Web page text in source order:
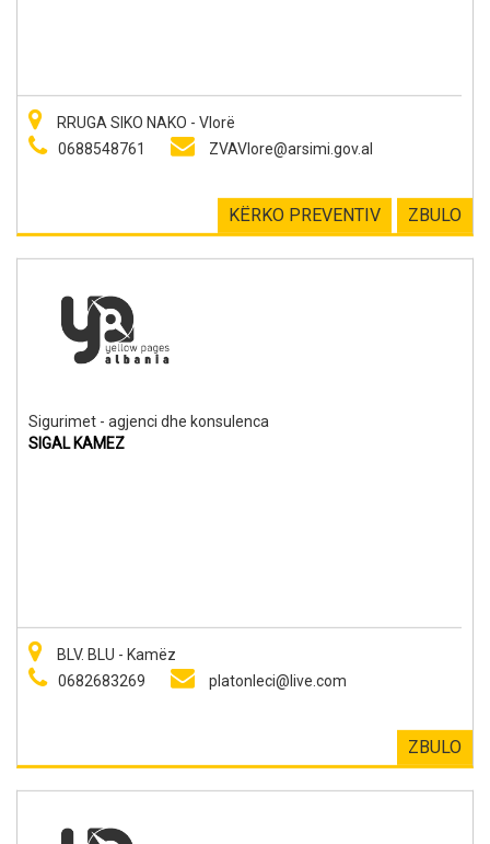
RRUGA SIKO NAKO - Vlorë
0688548761
ZVAVlore@arsimi.gov.al
ZBULO
KËRKO PREVENTIV
Sigurimet - agjenci dhe konsulenca
SIGAL KAMEZ
BLV. BLU - Kamëz
0682683269
platonleci@live.com
ZBULO